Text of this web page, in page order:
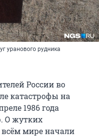
уранового рудника
России во
катастрофы на
1986 года
О жутких
всём мире начали